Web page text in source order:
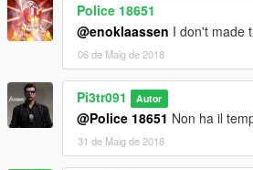
Police 18651
@enoklaassen I don't made
06 de Maig de 2018
Pi3tr091 Autor
@Police 18651 Non ha il
31 de Maig de 2018